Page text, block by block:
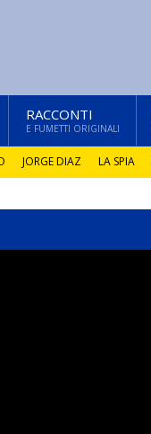
RACCONTI
E FUMETTI ORIGINALI
JORGE DIAZ LA SPIA